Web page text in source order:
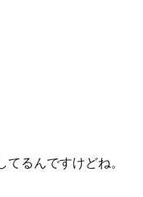
るんですけどね。